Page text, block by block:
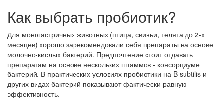
Как выбрать пробиотик?
Для моногастричных животных (птица, свиньи, телята до 2-х
месяцев) хорошо зарекомендовали себя препараты на основе
молочно-кислых бактерий. Предпочтение стоит отдавать
препаратам на основе нескольких штаммов - консорциуме
бактерий. В практических условиях пробиотики на B subtilis и
других видах бактерий показывают фактически равную
эффективность.